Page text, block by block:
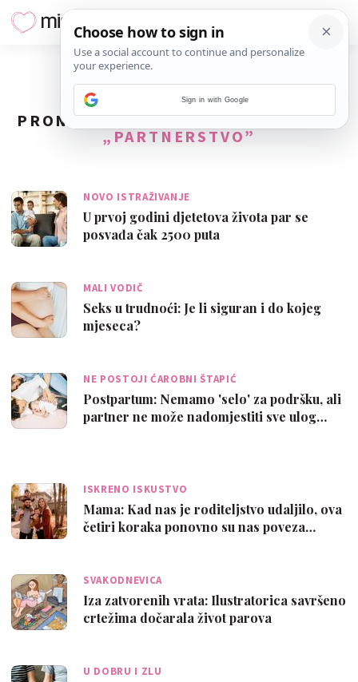
PRONAĐENO162REZULTATA ZA TAG
„PARTNERSTVO”
NOVO ISTRAŽIVANJE
U prvoj godini djetetova života par se
posvađa čak 2500 puta
MALI VODIČ
Seks u trudnoći: Je li siguran i do kojeg
mjeseca?
NE POSTOJI ĆAROBNI ŠTAPIĆ
Postpartum: Nemamo 'selo' za podršku, ali
partner ne može nadomjestiti sve ulog…
ISKRENO ISKUSTVO
Mama: Kad nas je roditeljstvo udaljilo, ova
četiri koraka ponovno su nas poveza…
SVAKODNEVICA
Iza zatvorenih vrata: Ilustratorica savršeno
crtežima dočarala život parova
U DOBRU I ZLU
Sign in with Google